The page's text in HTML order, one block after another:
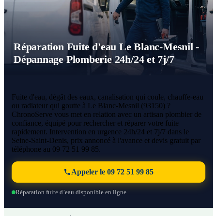
Réparation Fuite d'eau Le Blanc-Mesnil -
Dépannage Plomberie 24h/24 et 7j/7
Fuite d'eau, dégât des eaux, canalisation qui coule, chauffe-eau
ou radiateur qui goutte à Le Blanc-Mesnil (93150) ?
ChronoServe vous met en relation avec un artisan plombier de
confiance, équipé pour rechercher et réparer votre fuite
rapidement. Intervention en urgence 24h/24 et 7j/7 dans le
Seine-Saint-Denis, prix annoncé à l'avance et devis gratuit par
téléphone au 09 72 51 99 85.
Appeler le 09 72 51 99 85
Réparation fuite d’eau disponible en ligne